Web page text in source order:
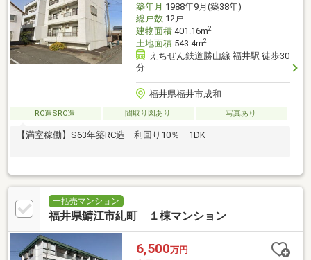
築年月 1988年9月(築38年)
総戸数12戸
建物面積401.16m2
土地面積543.4m2
えちぜん鉄道勝山線 福井駅 徒歩30
分
福井県福井市成和
RC造SRC造 間取り図あり 写真あり
【満室稼働】S63年築RC造 利回り10％ 1DK
一括売マンション
福井県鯖江市糺町 １棟マンション
6,500万円